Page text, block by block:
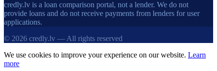
credly.lv is a loan comparison portal, not a lender. We do not
provide loans and do not receive payments from lenders for user
applications.
© 2026 credly.lv — All rights reserved
We use cookies to improve your experience on our website. Learn
more